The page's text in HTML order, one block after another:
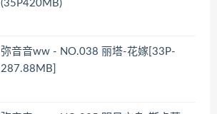
(35P420MB)
弥音音ww - NO.038 丽塔-花嫁[33P-
287.88MB]